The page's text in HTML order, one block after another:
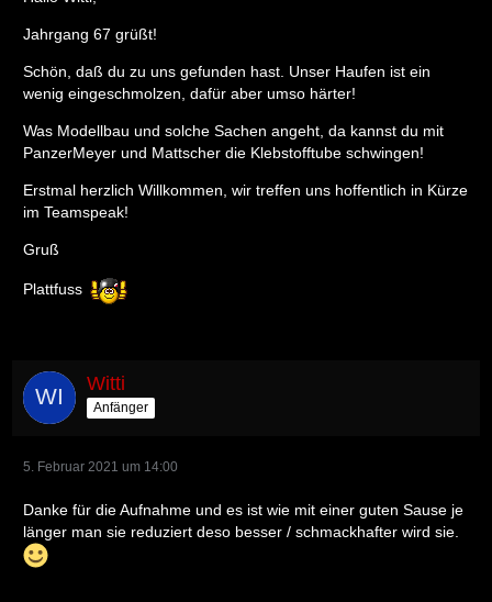
Jahrgang 67 grüßt!
Schön, daß du zu uns gefunden hast. Unser Haufen ist ein
wenig eingeschmolzen, dafür aber umso härter!
Was Modellbau und solche Sachen angeht, da kannst du mit
PanzerMeyer und Mattscher die Klebstofftube schwingen!
Erstmal herzlich Willkommen, wir treffen uns hoffentlich in Kürze
im Teamspeak!
Gruß
Plattfuss
Witti
Anfänger
5. Februar 2021 um 14:00
Danke für die Aufnahme und es ist wie mit einer guten Sause je
länger man sie reduziert deso besser / schmackhafter wird sie.